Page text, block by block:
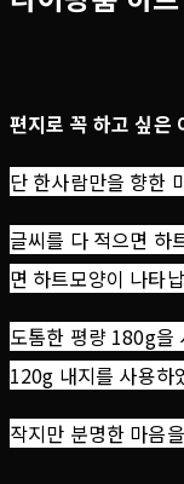
편지로 꼭 하고 싶은
단 한사람만을 향한
글씨를 다 적으면 하
면 하트모양이 나타
도톰한 평량 180g을
120g 내지를 사용하
작지만 분명한 마음